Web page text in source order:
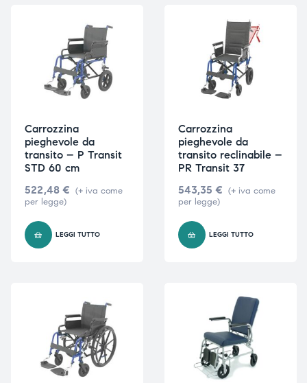
Carrozzina
pieghevole da
transito – P Transit
STD 60 cm
522,48 € (+ iva come
per legge)
LEGGI TUTTO
Carrozzina
pieghevole da
transito reclinabile –
PR Transit 37
543,35 € (+ iva come
per legge)
LEGGI TUTTO